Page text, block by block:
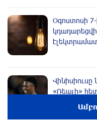
Օգոստոսի
Վինիսիուսը
«Ռեալի»